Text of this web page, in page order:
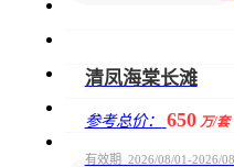
清凤海棠长滩
参考总价： 650 万/套
有效期 2026/08/01-2026/